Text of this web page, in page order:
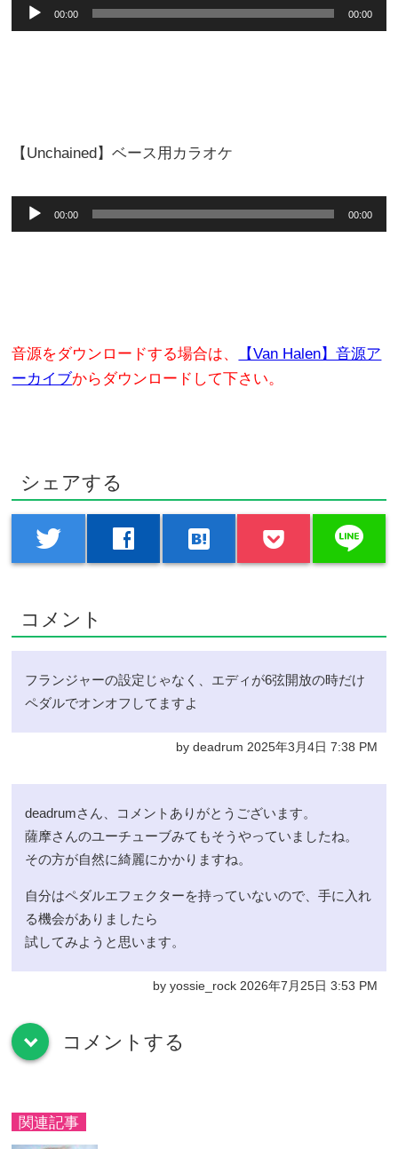
声
ー
00:00 00:00
【Unchained】ベース用カラオケ
声
ー
00:00 00:00
音源をダウンロードする場合は、
【Van Halen】音源ア
ーカイブからダウンロードして下さい。
シェアする
twitter facebook hatenabookmark line
コメント
フランジャーの設定じゃなく、エディが6弦開放の時だけ
ペダルでオンオフしてますよ
by deadrum 2025年3月4日 7:38 PM
deadrumさん、コメントありがとうございます。
薩摩さんのユーチューブみてもそうやっていましたね。
その方が自然に綺麗にかかりますね。
自分はペダルエフェクターを持っていないので、手に入れ
る機会がありましたら
試してみようと思います。
by yossie_rock 2026年7月25日 3:53 PM
down コメントする
関連記事